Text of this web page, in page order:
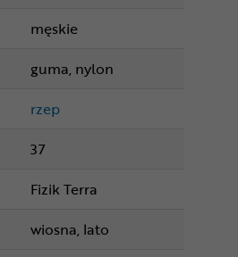
męskie
guma, nylon
rzep
37
Fizik Terra
wiosna, lato